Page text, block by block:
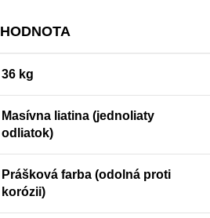
HODNOTA
36 kg
Masívna liatina (jednoliaty
odliatok)
Prášková farba (odolná proti
korózii)